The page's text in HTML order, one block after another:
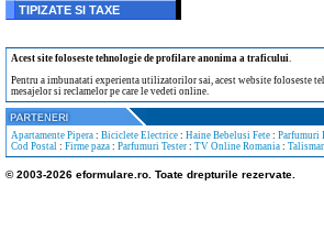
TIPIZATE SI TAXE
Acest site foloseste tehnologie de profilare anonima a traficului.
Pentru a imbunatati experienta utilizatorilor sai, acest website foloseste
mesajelor si reclamelor pe care le vedeti online.
Apartamente Pipera : Biciclete Electrice : Haine Bebelusi Fete : Parfumuri
Cod Postal : Firme paza : Parfumuri Tester : TV Online Romania :
© 2003-2026 eformulare.ro. Toate drepturile rezervate.